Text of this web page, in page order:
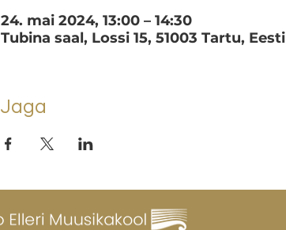
24. mai 2024, 13:00 – 14:30
Tubina saal, Lossi 15, 51003 Tartu, Eesti
Jaga